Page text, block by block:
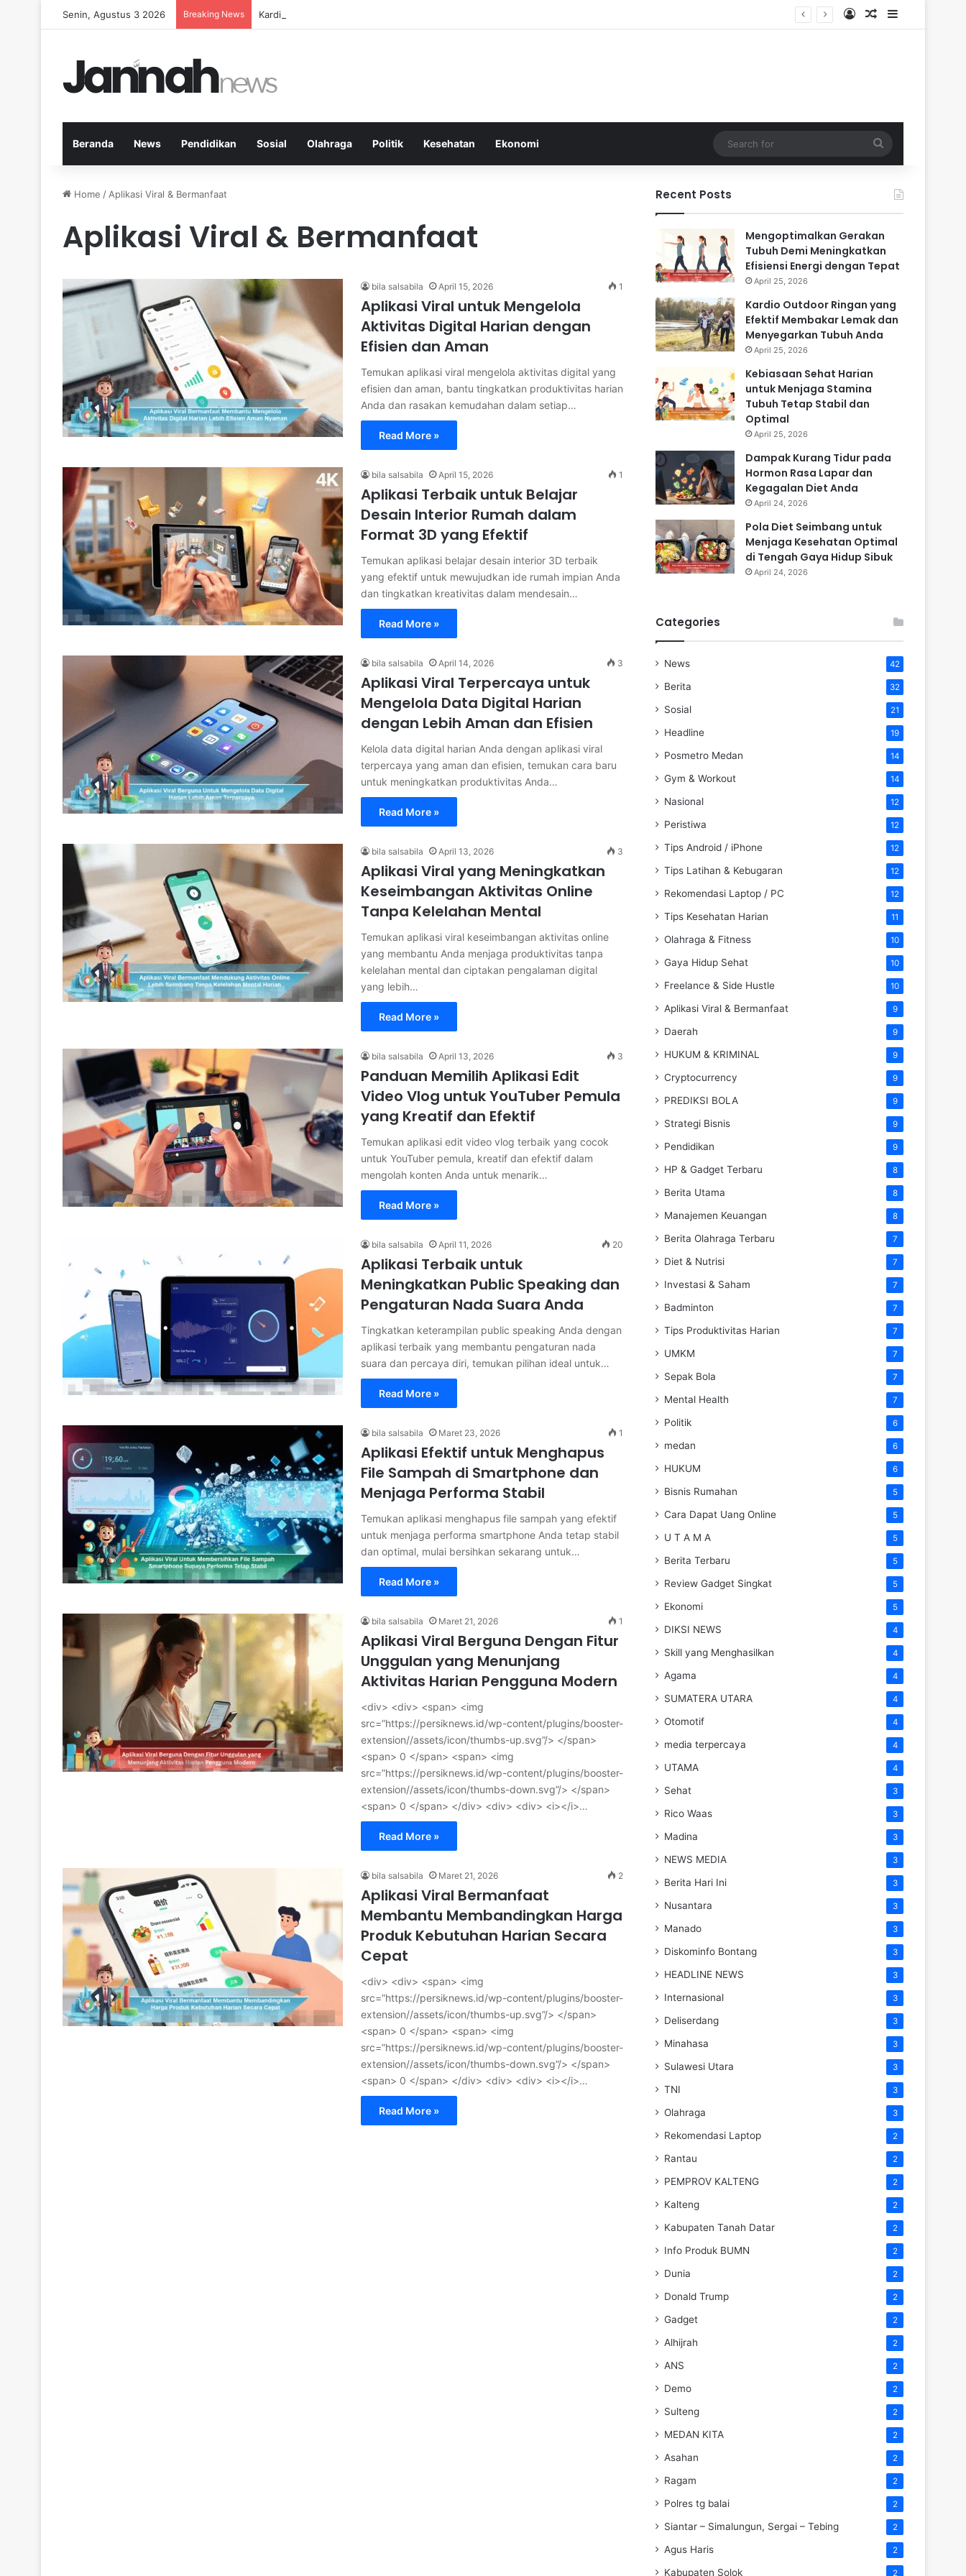
Senin, Agustus 3 2026 Breaking News Kardio Outdoor Ringan yang Efektif Membakar Lemak dan Menyegarkan Tubuh Anda Log InRandom Article
Sidebar
Beranda News Pendidikan Sosial Olahraga Politik Kesehatan Ekonomi
for
Home / Aplikasi Viral & Bermanfaat
Aplikasi Viral & Bermanfaat
bila salsabila April 15, 2026 1
Aplikasi Viral untuk Mengelola
Aktivitas Digital Harian dengan
Efisien dan Aman
Temukan aplikasi viral mengelola aktivitas digital yang
efisien dan aman, bantu tingkatkan produktivitas harian
Anda dan rasakan kemudahan dalam setiap…
Read More »
bila salsabila April 15, 2026 1
Aplikasi Terbaik untuk Belajar
Desain Interior Rumah dalam
Format 3D yang Efektif
Temukan aplikasi belajar desain interior 3D terbaik
yang efektif untuk mewujudkan ide rumah impian Anda
dan tingkatkan kreativitas dalam mendesain…
Read More »
bila salsabila April 14, 2026 3
Aplikasi Viral Terpercaya untuk
Mengelola Data Digital Harian
dengan Lebih Aman dan Efisien
Kelola data digital harian Anda dengan aplikasi viral
terpercaya yang aman dan efisien, temukan cara baru
untuk meningkatkan produktivitas Anda…
Read More »
bila salsabila April 13, 2026 3
Aplikasi Viral yang Meningkatkan
Keseimbangan Aktivitas Online
Tanpa Kelelahan Mental
Temukan aplikasi viral keseimbangan aktivitas online
yang membantu Anda menjaga produktivitas tanpa
kelelahan mental dan ciptakan pengalaman digital
yang lebih…
Read More »
bila salsabila April 13, 2026 3
Panduan Memilih Aplikasi Edit
Video Vlog untuk YouTuber Pemula
yang Kreatif dan Efektif
Temukan aplikasi edit video vlog terbaik yang cocok
untuk YouTuber pemula, kreatif dan efektif dalam
mengolah konten Anda untuk menarik…
Read More »
bila salsabila April 11, 2026 20
Aplikasi Terbaik untuk
Meningkatkan Public Speaking dan
Pengaturan Nada Suara Anda
Tingkatkan keterampilan public speaking Anda dengan
aplikasi terbaik yang membantu pengaturan nada
suara dan percaya diri, temukan pilihan ideal untuk…
Read More »
bila salsabila Maret 23, 2026 1
Aplikasi Efektif untuk Menghapus
File Sampah di Smartphone dan
Menjaga Performa Stabil
Temukan aplikasi menghapus file sampah yang efektif
untuk menjaga performa smartphone Anda tetap stabil
dan optimal, mulai bersihkan sekarang untuk…
Read More »
bila salsabila Maret 21, 2026 1
Aplikasi Viral Berguna Dengan Fitur
Unggulan yang Menunjang
Aktivitas Harian Pengguna Modern
<div> <div> <span> <img
src=”https://persiknews.id/wp-content/plugins/booster-
extension//assets/icon/thumbs-up.svg”/> </span>
<span> 0 </span> <span> <img
src=”https://persiknews.id/wp-content/plugins/booster-
extension//assets/icon/thumbs-down.svg”/> </span>
<span> 0 </span> </div> <div> <div> <i></i>…
Read More »
bila salsabila Maret 21, 2026 2
Aplikasi Viral Bermanfaat
Membantu Membandingkan Harga
Produk Kebutuhan Harian Secara
Cepat
<div> <div> <span> <img
src=”https://persiknews.id/wp-content/plugins/booster-
extension//assets/icon/thumbs-up.svg”/> </span>
<span> 0 </span> <span> <img
src=”https://persiknews.id/wp-content/plugins/booster-
extension//assets/icon/thumbs-down.svg”/> </span>
<span> 0 </span> </div> <div> <div> <i></i>…
Read More »
Recent Posts
Mengoptimalkan Gerakan
Tubuh Demi Meningkatkan
Efisiensi Energi dengan Tepat
April 25, 2026
Kardio Outdoor Ringan yang
Efektif Membakar Lemak dan
Menyegarkan Tubuh Anda
April 25, 2026
Kebiasaan Sehat Harian
untuk Menjaga Stamina
Tubuh Tetap Stabil dan
Optimal
April 25, 2026
Dampak Kurang Tidur pada
Hormon Rasa Lapar dan
Kegagalan Diet Anda
April 24, 2026
Pola Diet Seimbang untuk
Menjaga Kesehatan Optimal
di Tengah Gaya Hidup Sibuk
April 24, 2026
Categories
News 42
Berita 32
Sosial 21
Headline 19
Posmetro Medan 14
Gym & Workout 14
Nasional 12
Peristiwa 12
Tips Android / iPhone 12
Tips Latihan & Kebugaran 12
Rekomendasi Laptop / PC 12
Tips Kesehatan Harian 11
Olahraga & Fitness 10
Gaya Hidup Sehat 10
Freelance & Side Hustle 10
Aplikasi Viral & Bermanfaat 9
Daerah 9
HUKUM & KRIMINAL 9
Cryptocurrency 9
PREDIKSI BOLA 9
Strategi Bisnis 9
Pendidikan 9
HP & Gadget Terbaru 8
Berita Utama 8
Manajemen Keuangan 8
Berita Olahraga Terbaru 7
Diet & Nutrisi 7
Investasi & Saham 7
Badminton 7
Tips Produktivitas Harian 7
UMKM 7
Sepak Bola 7
Mental Health 7
Politik 6
medan 6
HUKUM 6
Bisnis Rumahan 5
Cara Dapat Uang Online 5
U T A M A 5
Berita Terbaru 5
Review Gadget Singkat 5
Ekonomi 5
DIKSI NEWS 4
Skill yang Menghasilkan 4
Agama 4
SUMATERA UTARA 4
Otomotif 4
media terpercaya 4
UTAMA 4
Sehat 3
Rico Waas 3
Madina 3
NEWS MEDIA 3
Berita Hari Ini 3
Nusantara 3
Manado 3
Diskominfo Bontang 3
HEADLINE NEWS 3
Internasional 3
Deliserdang 3
Minahasa 3
Sulawesi Utara 3
TNI 3
Olahraga 3
Rekomendasi Laptop 2
Rantau 2
PEMPROV KALTENG 2
Kalteng 2
Kabupaten Tanah Datar 2
Info Produk BUMN 2
Dunia 2
Donald Trump 2
Gadget 2
Alhijrah 2
ANS 2
Demo 2
Sulteng 2
MEDAN KITA 2
Asahan 2
Ragam 2
Polres tg balai 2
Siantar – Simalungun, Sergai – Tebing 2
Agus Haris 2
Kabupaten Solok 2